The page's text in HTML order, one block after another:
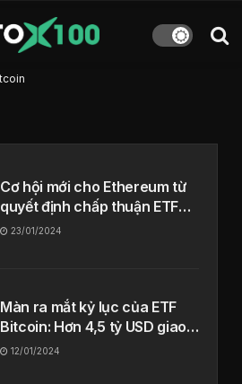
Cơ hội mới cho Ethereum từ
quyết định chấp thuận ETF
Bitcoin Spot
23/01/2024
Màn ra mắt kỷ lục của ETF
Bitcoin: Hơn 4,5 tỷ USD giao
dịch trong ngày đầu
12/01/2024